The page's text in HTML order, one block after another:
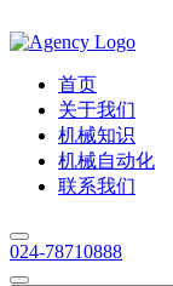
首页
关于我们
机械知识
机械自动化
联系我们
024-78710888